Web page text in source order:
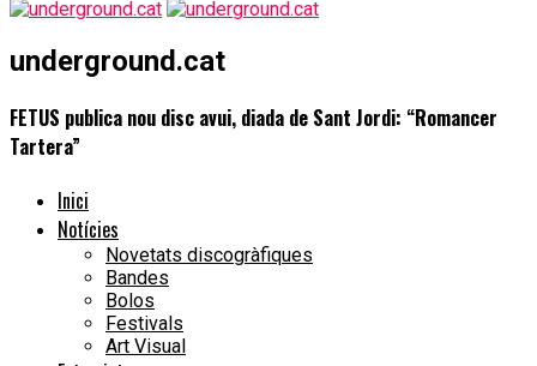
underground.cat
FETUS publica nou disc avui, diada de Sant Jordi: “Romancer
Tartera”
Inici
Notícies
Novetats discogràfiques
Bandes
Bolos
Festivals
Art Visual